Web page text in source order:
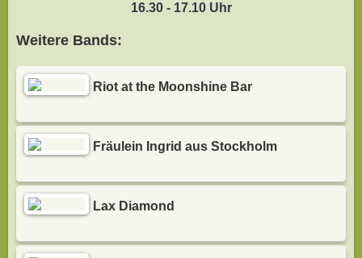
16.30 - 17.10 Uhr
Weitere Bands:
Riot at the Moonshine Bar
Fräulein Ingrid aus Stockholm
Lax Diamond